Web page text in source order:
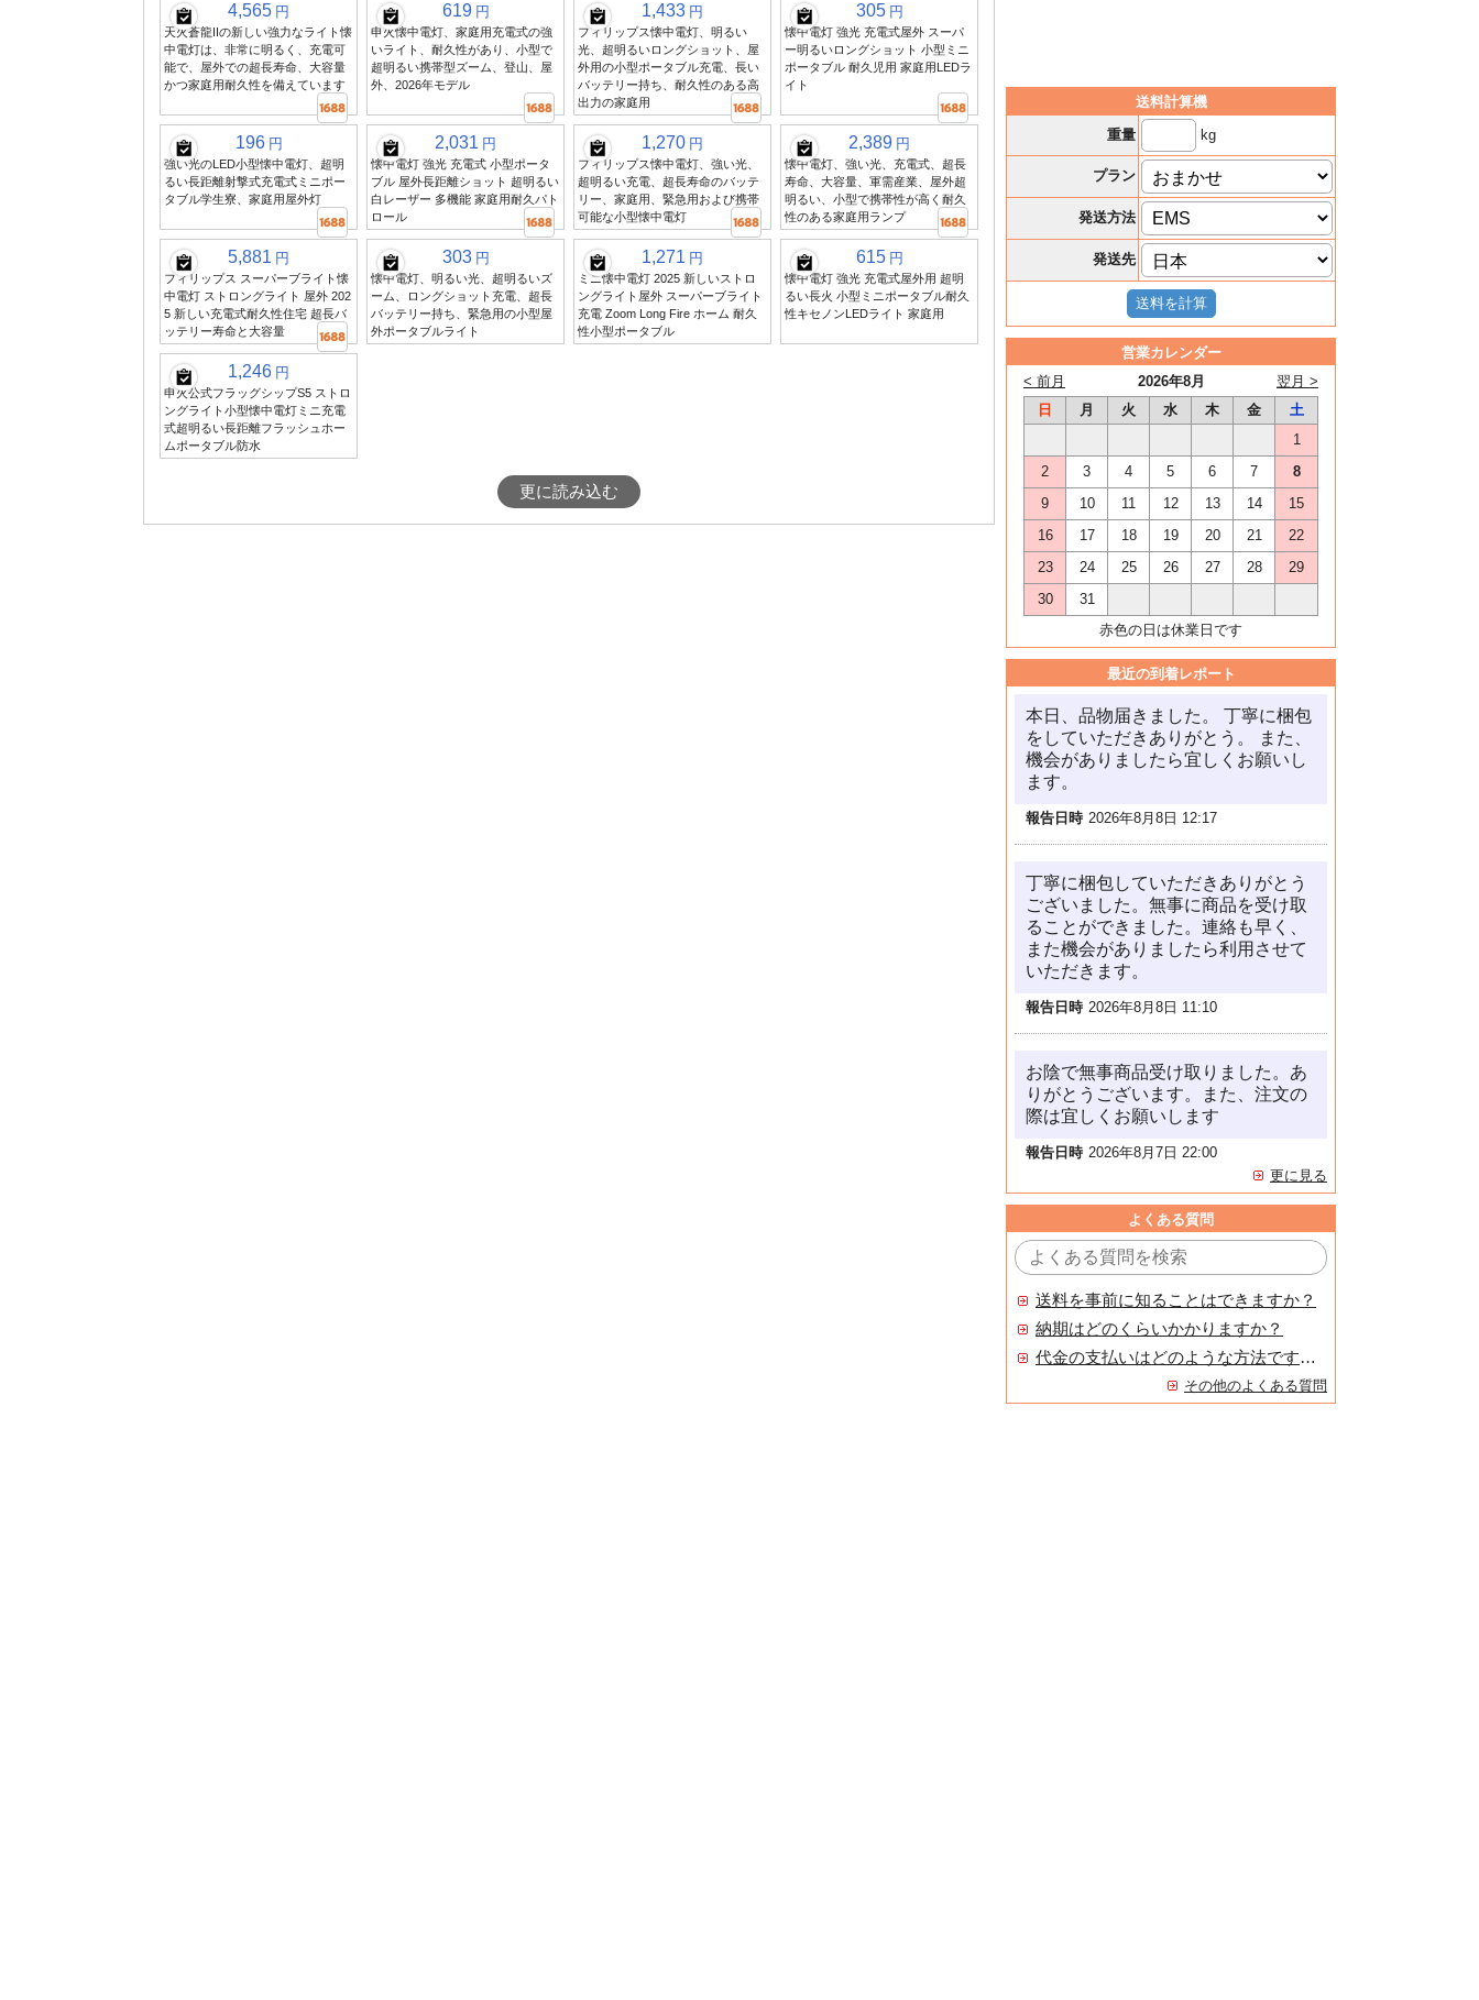
4,565 円
天火蒼龍IIの新しい強力なライト懐
中電灯は、非常に明るく、充電可
能で、屋外での超長寿命、大容量
かつ家庭用耐久性を備えています
619 円
申火懐中電灯、家庭用充電式の強
いライト、耐久性があり、小型で
超明るい携帯型ズーム、登山、屋
外、2026年モデル
1,433 円
フィリップス懐中電灯、明るい
光、超明るいロングショット、屋
外用の小型ポータブル充電、長い
バッテリー持ち、耐久性のある高
出力の家庭用
305 円
懐中電灯 強光 充電式屋外 スーパ
ー明るいロングショット 小型ミニ
ポータブル 耐久児用 家庭用LEDラ
イト
196 円
強い光のLED小型懐中電灯、超明
るい長距離射撃式充電式ミニポー
タブル学生寮、家庭用屋外灯
2,031 円
懐中電灯 強光 充電式 小型ポータ
ブル 屋外長距離ショット 超明るい
白レーザー 多機能 家庭用耐久パト
ロール
1,270 円
フィリップス懐中電灯、強い光、
超明るい充電、超長寿命のバッテ
リー、家庭用、緊急用および携帯
可能な小型懐中電灯
2,389 円
懐中電灯、強い光、充電式、超長
寿命、大容量、軍需産業、屋外超
明るい、小型で携帯性が高く耐久
性のある家庭用ランプ
5,881 円
フィリップス スーパーブライト懐
中電灯 ストロングライト 屋外 202
5 新しい充電式耐久性住宅 超長バ
ッテリー寿命と大容量
303 円
懐中電灯、明るい光、超明るいズ
ーム、ロングショット充電、超長
バッテリー持ち、緊急用の小型屋
外ポータブルライト
1,271 円
ミニ懐中電灯 2025 新しいストロ
ングライト屋外 スーパーブライト
充電 Zoom Long Fire ホーム 耐久
性小型ポータブル
615 円
懐中電灯 強光 充電式屋外用 超明
るい長火 小型ミニポータブル耐久
性キセノンLEDライト 家庭用
1,246 円
申火公式フラッグシップS5 ストロ
ングライト小型懐中電灯ミニ充電
式超明るい長距離フラッシュホー
ムポータブル防水
更に読み込む
送料計算機
重量
kg
プラン
発送方法
発送先
営業カレンダー
2026年8月
< 前月
翌月 >
日
月 火 水 木 金
土
1
2
3 4 5 6 7
8
9
10 11 12 13 14
15
16
17 18 19 20 21
22
23
24 25 26 27 28
29
30
31
赤色の日は休業日です
最近の到着レポート
本日、品物届きました。 丁寧に梱包
をしていただきありがとう。 また、
機会がありましたら宜しくお願いし
ます。
報告日時 2026年8月8日 12:17
丁寧に梱包していただきありがとう
ございました。無事に商品を受け取
ることができました。連絡も早く、
また機会がありましたら利用させて
いただきます。
報告日時 2026年8月8日 11:10
お陰で無事商品受け取りました。あ
りがとうございます。また、注文の
際は宜しくお願いします
報告日時 2026年8月7日 22:00
更に見る
よくある質問
送料を事前に知ることはできますか？
納期はどのくらいかかりますか？
代金の支払いはどのような方法ですか？
その他のよくある質問